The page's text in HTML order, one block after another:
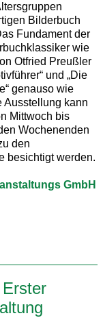
Bilderbuch
Fundament der
wie
Otfried Preußler
und „Die
genauso wie
Ausstellung kann
Mittwoch bis
Wochenenden
den
besichtigt werden.
GmbH